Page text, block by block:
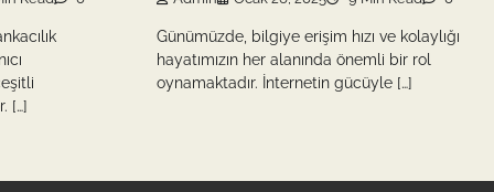
[…]
Günümüzde, bilgiye erişim hızı ve kolaylığı
hayatımızın her alanında önemli bir rol
oynamaktadır. İnternetin gücüyle […]